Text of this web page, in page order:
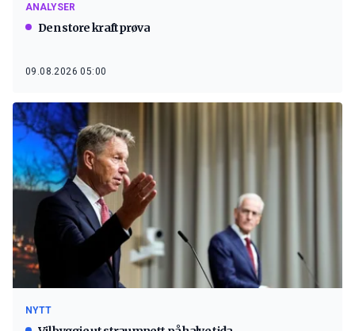
ANALYSER
Den store kraftprøva
09.08.2026 05:00
NYTT